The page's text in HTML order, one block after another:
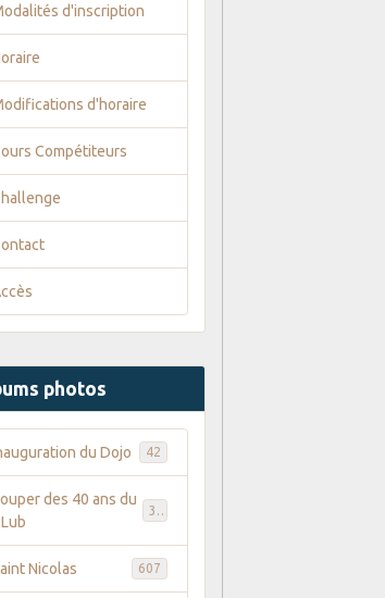
d'inscription
d'horaire
Compétiteurs
photos
du Dojo 42
des 40 ans du
Nicolas 607